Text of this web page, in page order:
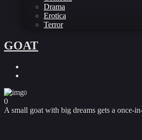
Drama
Erotica
Terror
GOAT
0
0
A small goat with big dreams gets a once-